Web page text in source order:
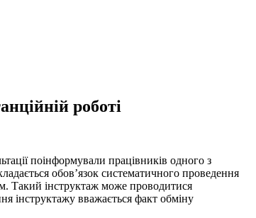
роботі
поінформували працівників одного з
обов’язок систематичного проведення
Такий інструктаж може проводитися
інструктажу вважається факт обміну